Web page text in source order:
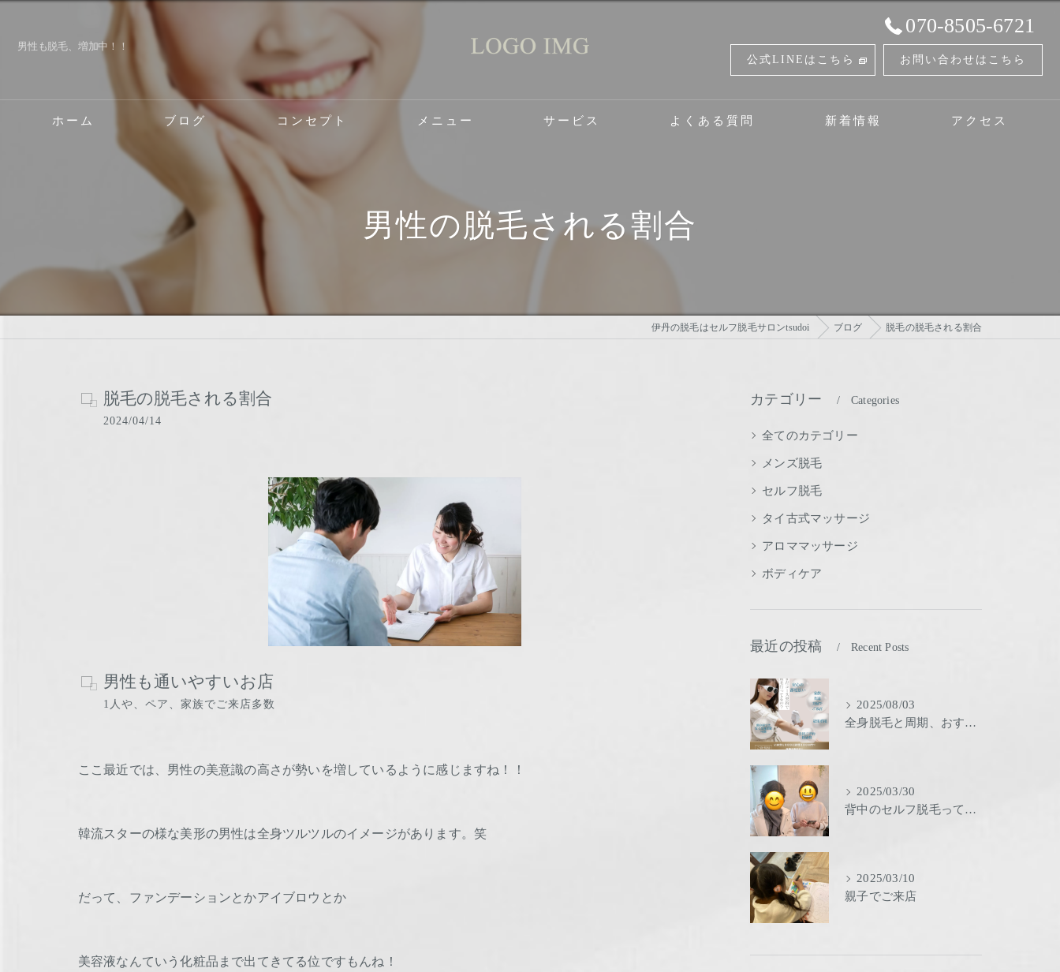
男性も脱毛、増加中！！
070-8505-6721
公式LINEはこちら お問い合わせはこちら
ホーム ブログ コンセプト
伊丹の脱毛･ボディケアサロン2do1セルフ脱毛とタイ古式のお店の口コミ情報
伊丹の脱毛･ボディケアサロン2do1セルフ脱毛とタイ古式のお店の評判
伊丹の脱毛･ボディケアサロン2do1セルフ脱毛とタイ古式のお店のお客様の声
メニュー サービス よくある質問 新着情報 アクセス
男性の脱毛される割合
伊丹の脱毛はセルフ脱毛サロンtsudoi ブログ 脱毛の脱毛される割合
脱毛の脱毛される割合
2024/04/14
男性も通いやすいお店
1人や、ペア、家族でご来店多数
ここ最近では、男性の美意識の高さが勢いを増しているように感じますね！！
韓流スターの様な美形の男性は全身ツルツルのイメージがあります。笑
だって、ファンデーションとかアイブロウとか
美容液なんていう化粧品まで出てきてる位ですもんね！
カテゴリー Categories
全てのカテゴリー
メンズ脱毛
セルフ脱毛
タイ古式マッサージ
アロママッサージ
ボディケア
最近の投稿 Recent Posts
2025/08/03
全身脱毛と周期、おすすめ
2025/03/30
背中のセルフ脱毛ってどーする？
2025/03/10
親子でご来店